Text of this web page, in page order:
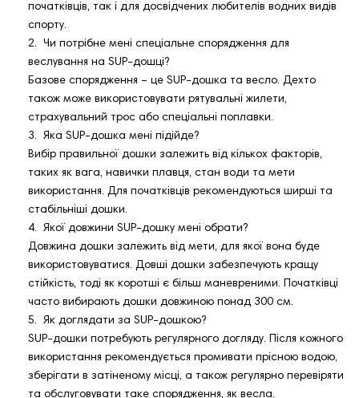
початківців, так і для досвідчених любителів водних видів
спорту.
2. Чи потрібне мені спеціальне спорядження для
веслування на SUP-дошці?
Базове спорядження – це SUP-дошка та весло. Дехто
також може використовувати рятувальні жилети,
страхувальний трос або спеціальні поплавки.
3. Яка SUP-дошка мені підійде?
Вибір правильної дошки залежить від кількох факторів,
таких як вага, навички плавця, стан води та мети
використання. Для початківців рекомендуються ширші та
стабільніші дошки.
4. Якої довжини SUP-дошку мені обрати?
Довжина дошки залежить від мети, для якої вона буде
використовуватися. Довші дошки забезпечують кращу
стійкість, тоді як коротші є більш маневреними. Початківці
часто вибирають дошки довжиною понад 300 см.
5. Як доглядати за SUP-дошкою?
SUP-дошки потребують регулярного догляду. Після кожного
використання рекомендується промивати прісною водою,
зберігати в затіненому місці, а також регулярно перевіряти
та обслуговувати таке спорядження, як весла.